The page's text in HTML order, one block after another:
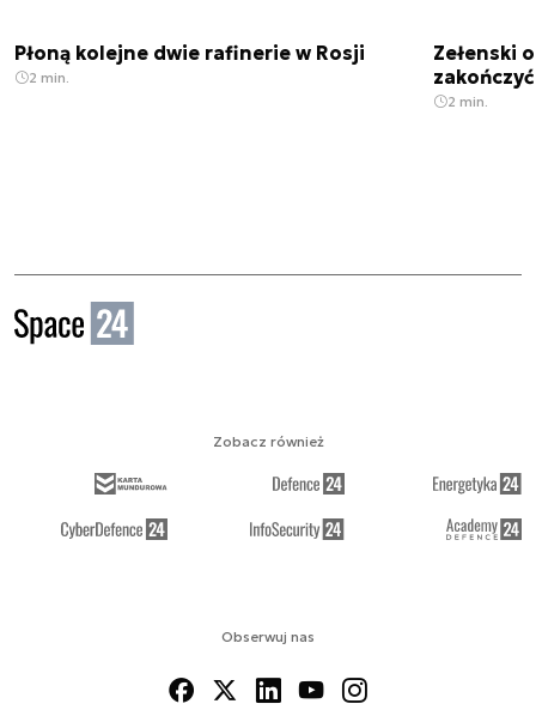
Płoną kolejne dwie rafinerie w Rosji
2 min.
Zełenski
2 min.
Obserwuj nas
Zobacz również